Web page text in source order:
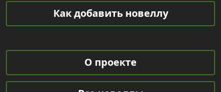
Как добавить новеллу
О проекте